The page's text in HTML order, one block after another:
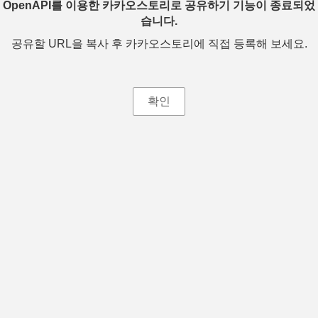
OpenAPI를 이용한 카카오스토리로 공유하기 기능이 종료되었
습니다.
공유할 URL을 복사 후 카카오스토리에 직접 등록해 보세요.
확인